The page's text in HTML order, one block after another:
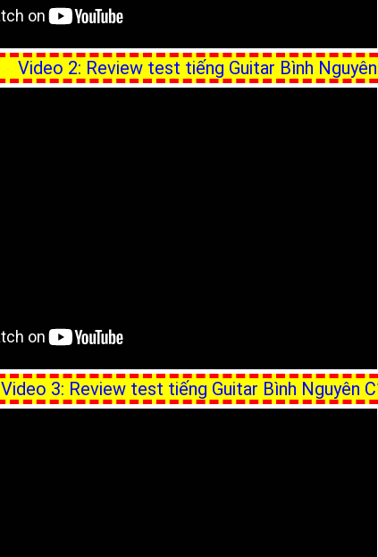
Video 2: Review test tiếng Guitar Bình
Video 3: Review test tiếng Guitar Bình Nguyên